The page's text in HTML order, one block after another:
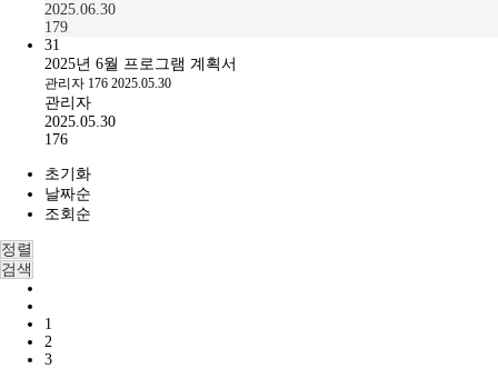
2025.06.30
179
31
2025년 6월 프로그램 계획서
관리자 176 2025.05.30
관리자
2025.05.30
176
초기화
날짜순
조회순
정렬
검색
1
2
3